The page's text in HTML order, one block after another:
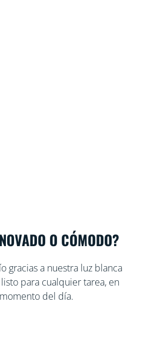
O CÓMODO?
gracias a nuestra luz blanca
listo para cualquier tarea, en
del día.